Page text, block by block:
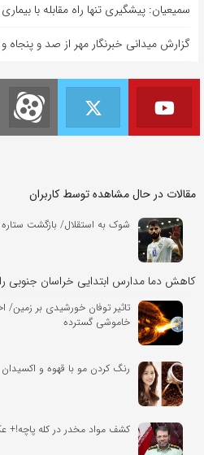
سمیعیان: پیشگیری تنها راه مقابله با
گزارش میدانی خبرنگار مهر از صد و پنجاه
مقالات در حال مشاهده توسط کاربران
شوک به استقلال/ بازگشت
کاهش دما مدارس ابتدایی خراسان جنوبی
تاثیر توفان‌ خورشیدی بر زمین/
خاموشی گسترده
رنگ کردن مو با قهوه و اکسیدان
کشف مواد مخدر در کله پاچه!+